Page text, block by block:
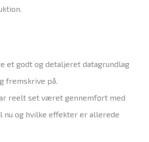
et godt og detaljeret datagrundlag
fremskrive på.
reelt set været gennemført med
nu og hvilke effekter er allerede